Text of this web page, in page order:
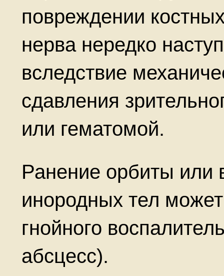
повреждении
нерва нередко
вследствие
сдавления
или гематомой.
Ранение орбиты или
инородных тел
гнойного
абсцесс).